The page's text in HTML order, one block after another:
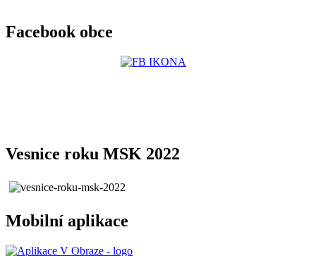
Facebook obce
Vesnice roku MSK 2022
Mobilní aplikace